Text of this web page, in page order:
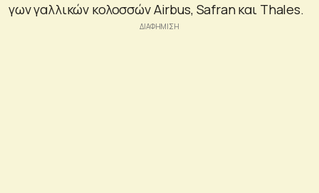
γων γαλλικών κολοσσών Airbus, Safran και Thales.